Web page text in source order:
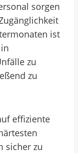
sorgen
ist
zu
zu
effiziente
sicher zu